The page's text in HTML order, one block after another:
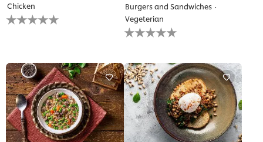
Chicken
لم
يتم
لهذا
Burgers and Sandwiches
Vegeterian
لم
يتم
تقييمات
لهذا